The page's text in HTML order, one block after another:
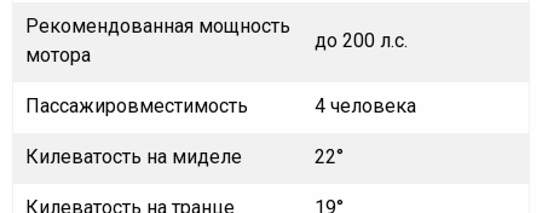
Рекомендованная мощность
мотора
до 200 л.с.
Пассажировместимость 4 человека
Килеватость на миделе 22°
Килеватость на транце 19°